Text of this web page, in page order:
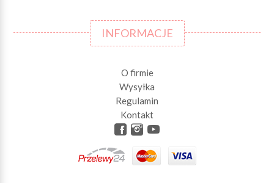
INFORMACJE
O firmie
Wysyłka
Regulamin
Kontakt